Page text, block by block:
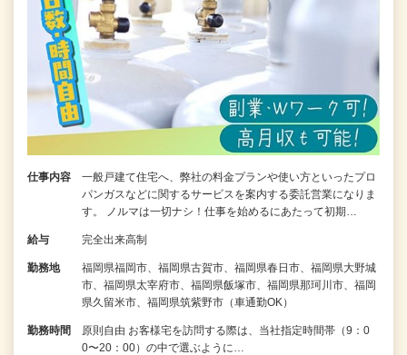
仕事内容
一般戸建て住宅へ、弊社の料金プランや使い方といったプロ
パンガスなどに関するサービスを案内する委託営業になりま
す。 ノルマは一切ナシ！仕事を始めるにあたって初期…
給与 完全出来高制
勤務地
福岡県福岡市、福岡県古賀市、福岡県春日市、福岡県大野城
市、福岡県太宰府市、福岡県飯塚市、福岡県那珂川市、福岡
県久留米市、福岡県筑紫野市（車通勤OK）
勤務時間
原則自由 お客様宅を訪問する際は、当社指定時間帯（9：0
0〜20：00）の中で選ぶように…